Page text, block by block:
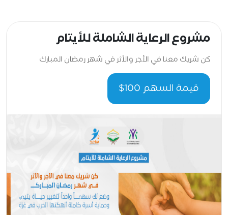
مشروع الرعاية الشاملة للأيتام
كن شريك معنا في الأجر والأثر في شهر رمضان المبارك
قيمة السهم 100$